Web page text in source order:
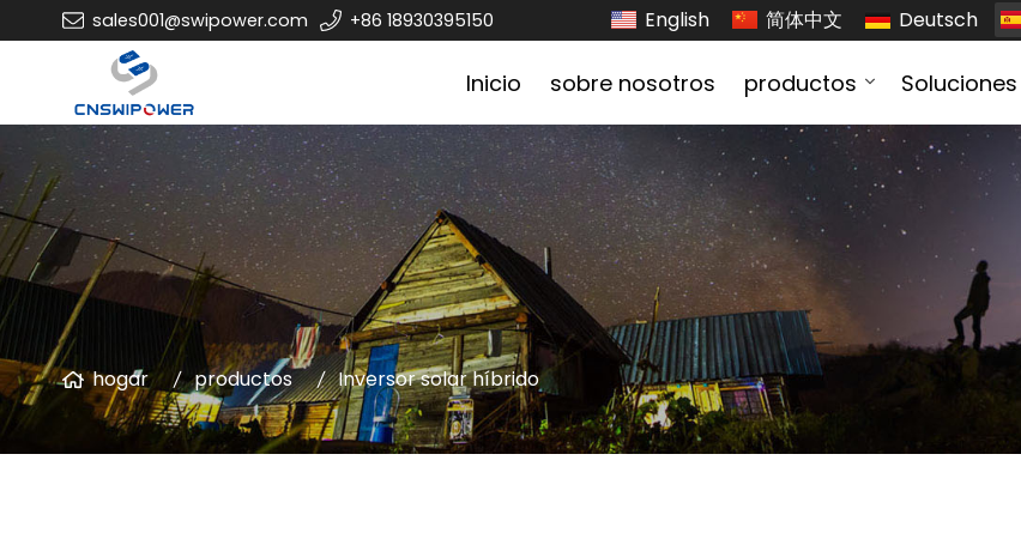
sales001@swipower.com +86 18930395150 English 简体中文 Deutsch
Inicio sobre nosotros productos Soluciones
hogar productos Inversor solar híbrido